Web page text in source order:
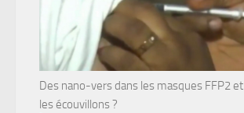
Des nano-vers dans les masques FFP2 et
les écouvillons ?